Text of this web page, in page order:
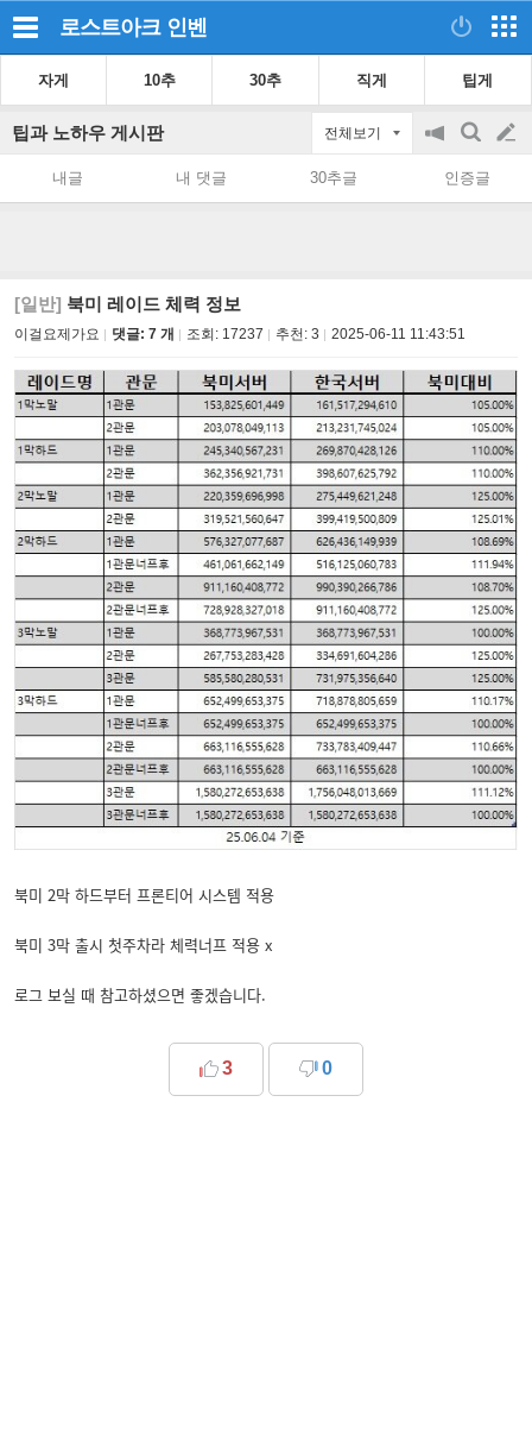
로스트아크 인벤
자게 10추 30추 직게 팁게
팁과 노하우 게시판 전체보기
공
on/off
검
색
글
쓰
내글 내 댓글 30추글 인증글
[일반] 북미 레이드 체력 정보
이걸요제가요 댓글: 7 개 조회: 17237 추천: 3 2025-06-11 11:43:51
북미 2막 하드부터 프론티어 시스템 적용
북미 3막 출시 첫주차라 체력너프 적용 x
로그 보실 때 참고하셨으면 좋겠습니다.
3 0